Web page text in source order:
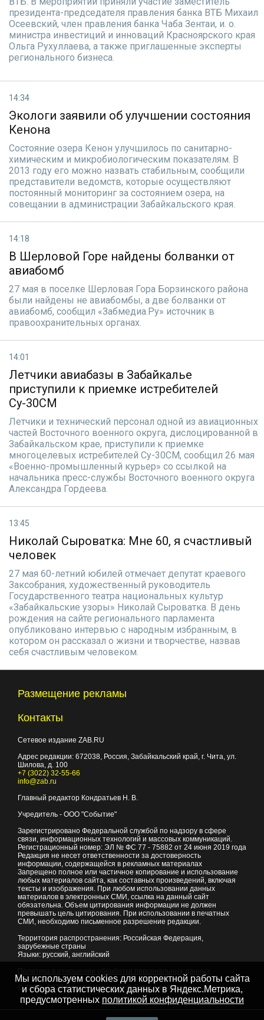
президента-председателя правления банка ВТБ Михаил
Осеевский, член правления банка Чаба Зентаи, и. о.
министра инвестиций и инноваций Красноярского края
Ольга Рухуллаева, а также приглашенные эксперты
регионального бизнеса.
14:34
Экологи заявили об улучшении состояния
Кенона
Состояние озера Кенон улучшилось по санитарно-
химическим и микробиологическим показателям. В
2013 году его можно назвать стабильным, сообщили
представители ведомств, которые осуществляют
постоянный мониторинг за состоянием озера, на
совещании в администрации Забайкальского края.
14:18
В Шерловой Горе найдены болванки от
авиабомб
27 мая в поселке Шерловая Гора Борзинского района
были найдены не авиабомбы, а две болванки от
авиабомб, сообщил «Забмедиа.Ру» источник в
правоохранительных органах.
14:01
Летчики авиабазы в Забайкалье
приступили к приемке истребителей
Су-30СМ
Летчики и технический персонал одной из авиационных
частей Восточного военного округа, дислоцированной в
Забайкальском крае, приступили к приемке
многоцелевых истребителей Су-30СМ, сообщил 26 мая
«Военно-промышленный курьер» со ссылкой на
начальника пресс-службы Восточного военного округа
Александра Гордеева.
13:45
Николай Сыроватка: Мне 60, я счастливый
человек
27 мая 60-летний юбилей отмечает депутат краевого
Заксобрания, художественный руководитель
Государственного театра национальных культур
«Забайкальские узоры» Николай Сыроватка. В день
рождения на сайте регионального парламента
опубликовано интервью с народным избранным, в
котором он рассказал о жизни и творчестве, назвав
себя счастливым человеком.
Размещение рекламы
Контакты
Сетевое издание ZAB.RU
Адрес редакции: 672038, Россия, Забайкальский край, г. Чита, ул.
Шилова, д. 100
+7 (3022) 32-55-66
info@zab.ru
Главный редактор Кондратьев Н. В.
Учредитель - ООО "Событие"
Зарегистрировано Федеральной службой по надзору в сфере
связи, информационных технологий и массовых коммуникаций.
Регистрационный номер: ЭЛ № ФС 77 - 75882 от 24 июня 2019 года
Редакция не несет ответственности за достоверность
информации, содержащейся в рекламных материалах
Запрещено полное или частичное копирование и использование
любых материалов сайта, как составных произведений, включая
тексты и изображения. При любом использовании данных
материалов в электронных СМИ, ссылка на данный сайт
обязательна. Объем цитирования информации не должен
превышать цель цитирования. При использовании в печатных
СМИ, необходимо письменное разрешение редакции.
Территория распространения: Российская Федерация,
зарубежные страны
Языки: русский, английский
© 2007 - 2026Портал Читы и Забайкальского края
Мы используем cookies для корректной работы сайта
и сбора статистических данных в Яндекс.Метрика,
предусмотренных политикой конфиденциальности